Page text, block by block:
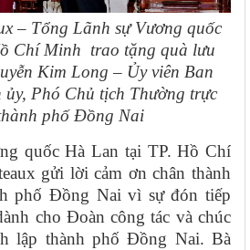
– Tổng Lãnh sự Vương quốc
Chí Minh trao tặng quà lưu
Kim Long – Ủy viên Ban
ủy, Phó Chủ tịch Thường trực
phố Đồng Nai
quốc Hà Lan tại TP. Hồ Chí
gửi lời cảm ơn chân thành
phố Đồng Nai vì sự đón tiếp
cho Đoàn công tác và chúc
lập thành phố Đồng Nai. Bà